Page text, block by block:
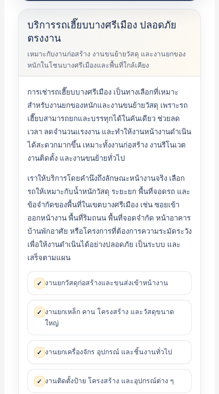
บริการรถเฮี๊ยบบางศรีเมือง ปลอดภัย
ตรงงาน
เหมาะกับงานก่อสร้าง งานขนย้ายวัสดุ และงานยกของ
หนักในโซนบางศรีเมืองและพื้นที่ใกล้เคียง
การเช่ารถเฮี๊ยบบางศรีเมือง เป็นทางเลือกที่เหมาะ
สำหรับงานยกของหนักและงานขนย้ายวัสดุ เพราะรถ
เฮี๊ยบสามารถยกและบรรทุกได้ในคันเดียว ช่วยลด
เวลา ลดจำนวนแรงงาน และทำให้งานหน้างานดำเนิน
ได้สะดวกมากขึ้น เหมาะทั้งงานก่อสร้าง งานรีโนเวต
งานติดตั้ง และงานขนย้ายทั่วไป
เราให้บริการโดยคำนึงถึงลักษณะหน้างานจริง เลือก
รถให้เหมาะกับน้ำหนักวัสดุ ระยะยก พื้นที่จอดรถ และ
ข้อจำกัดของพื้นที่ในเขตบางศรีเมือง เช่น ซอยเข้า
ออกหน้างาน พื้นที่ริมถนน พื้นที่จอดจำกัด หน้าอาคาร
บ้านพักอาศัย หรือโครงการที่ต้องการความระมัดระวัง
เพื่อให้งานดำเนินได้อย่างปลอดภัย เป็นระบบ และ
เสร็จตามแผน
✓ งานยกวัสดุก่อสร้างและขนส่งเข้าหน้างาน
✓ งานยกเหล็ก คาน โครงสร้าง และวัสดุขนาด
ใหญ่
✓ งานยกเครื่องจักร อุปกรณ์ และชิ้นงานทั่วไป
✓ งานติดตั้งป้าย โครงสร้าง และอุปกรณ์ต่าง ๆ